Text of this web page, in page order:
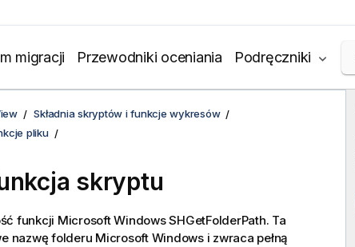
migracji Przewodniki oceniania Podręczniki
Składnia skryptów i funkcje wykresów
pliku
skryptu
funkcji Microsoft WindowsSHGetFolderPath. Ta
nazwę folderu Microsoft Windowsi zwraca pełną